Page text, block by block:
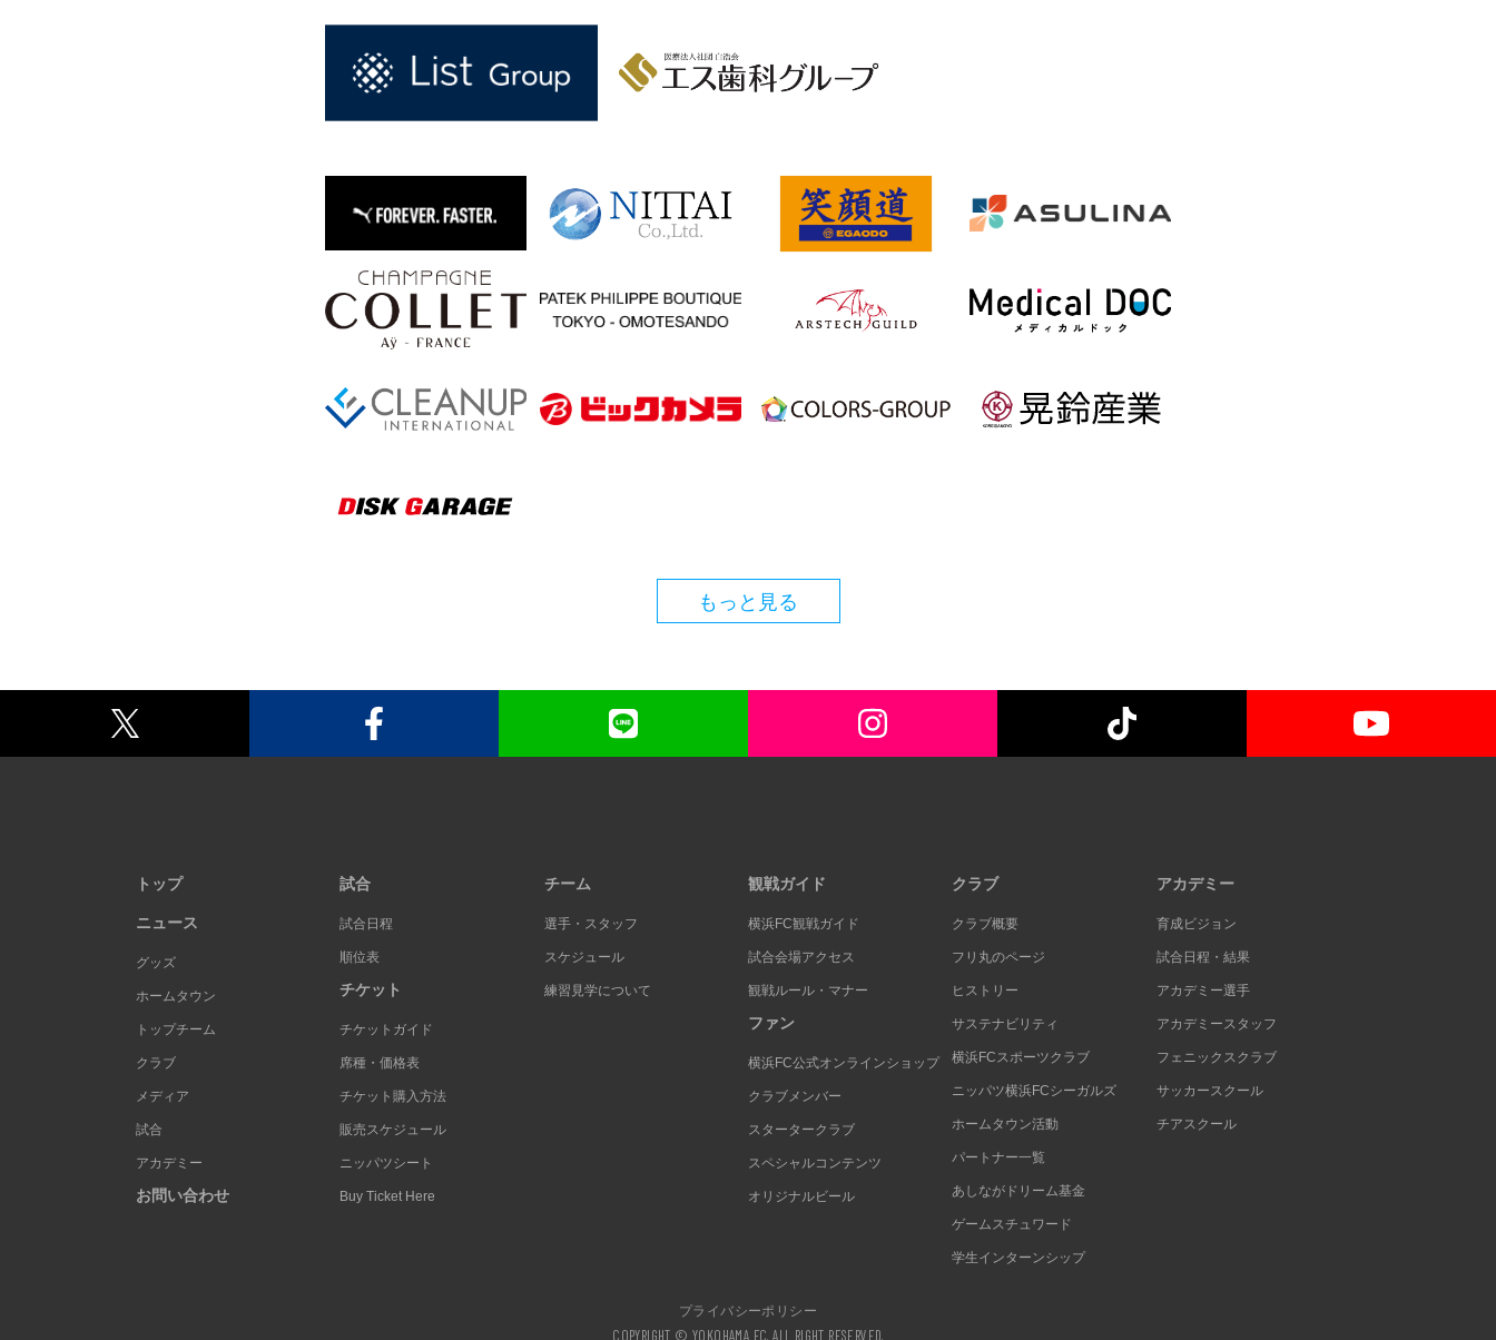
もっと見る
トップ
ニュース
グッズ
ホームタウン
トップチーム
クラブ
メディア
試合
アカデミー
お問い合わせ
試合
試合日程
順位表
チケット
チケットガイド
席種・価格表
チケット購入方法
販売スケジュール
ニッパツシート
Buy Ticket Here
チーム
選手・スタッフ
スケジュール
練習見学について
観戦ガイド
横浜FC観戦ガイド
試合会場アクセス
観戦ルール・マナー
ファン
横浜FC公式オンラインショップ
クラブメンバー
スタータークラブ
スペシャルコンテンツ
オリジナルビール
クラブ
クラブ概要
フリ丸のページ
ヒストリー
サステナビリティ
横浜FCスポーツクラブ
ニッパツ横浜FCシーガルズ
ホームタウン活動
パートナー一覧
あしながドリーム基金
ゲームスチュワード
学生インターンシップ
アカデミー
育成ビジョン
試合日程・結果
アカデミー選手
アカデミースタッフ
フェニックスクラブ
サッカースクール
チアスクール
プライバシーポリシー
COPYRIGHT © YOKOHAMA FC. ALL RIGHT RESERVED.